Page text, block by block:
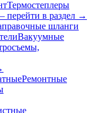
Термостеплеры
перейти в раздел →
шланги
Вакуумные
Ремонтные